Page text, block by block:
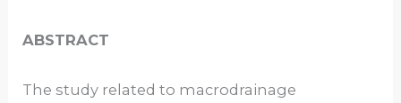
ABSTRACT
The study related to macrodrainage